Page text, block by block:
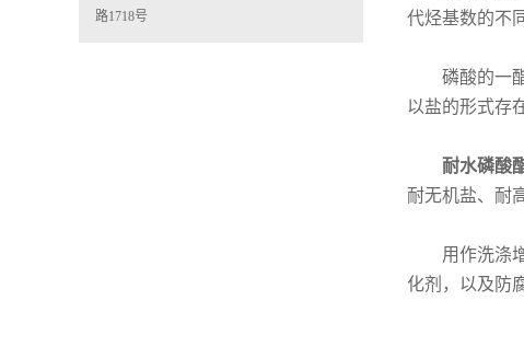
路1718号
代烃基数的不
磷酸的一
以盐的形式存
耐水磷酸
耐无机盐、耐
用作洗涤
化剂，以及防